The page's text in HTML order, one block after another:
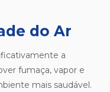
do Ar
a
fumaça, vapor e
mais saudável.